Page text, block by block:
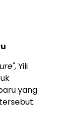
Yili
yang